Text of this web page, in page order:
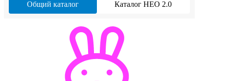
Общий каталог Каталог НЕО 2.0